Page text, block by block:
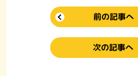
前の記事へ
次の記事へ